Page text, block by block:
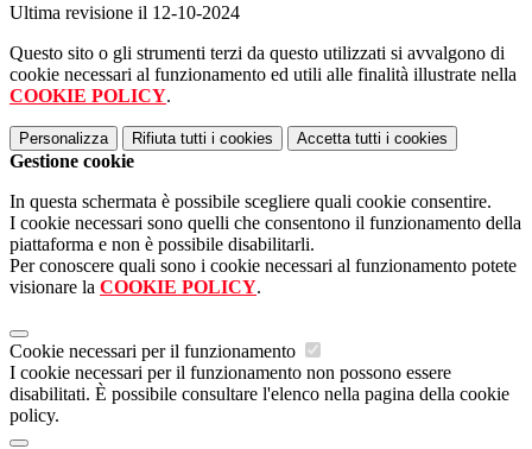
Ultima revisione il 12-10-2024
Questo sito o gli strumenti terzi da questo utilizzati si avvalgono di
cookie necessari al funzionamento ed utili alle finalità illustrate nella
COOKIE POLICY.
Personalizza Rifiuta tutti i cookies Accetta tutti i cookies
Gestione cookie
In questa schermata è possibile scegliere quali cookie consentire.
I cookie necessari sono quelli che consentono il funzionamento della
piattaforma e non è possibile disabilitarli.
Per conoscere quali sono i cookie necessari al funzionamento potete
visionare la COOKIE POLICY.
Cookie necessari per il funzionamento
I cookie necessari per il funzionamento non possono essere
disabilitati. È possibile consultare l'elenco nella pagina della cookie
policy.